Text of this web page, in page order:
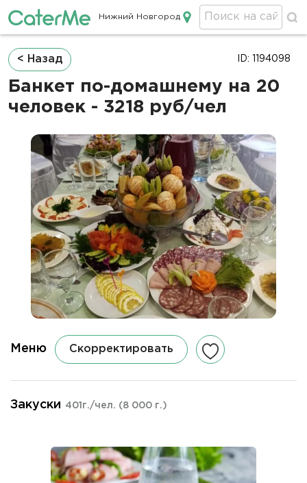
Кейтеринг в Нижнем Новгороде
Нижний Новгород
Строка
навигации
< Назад
Банкет по-домашнему на 20
человек - 3218 руб/чел
ID: 1194098
Меню Скорректировать
Закуски 401г./чел. (8 000 г.)